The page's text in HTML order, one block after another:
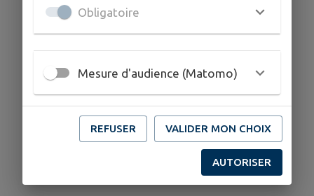
Obligatoire
Mesure d'audience (Matomo)
REFUSER VALIDER MON CHOIX
AUTORISER